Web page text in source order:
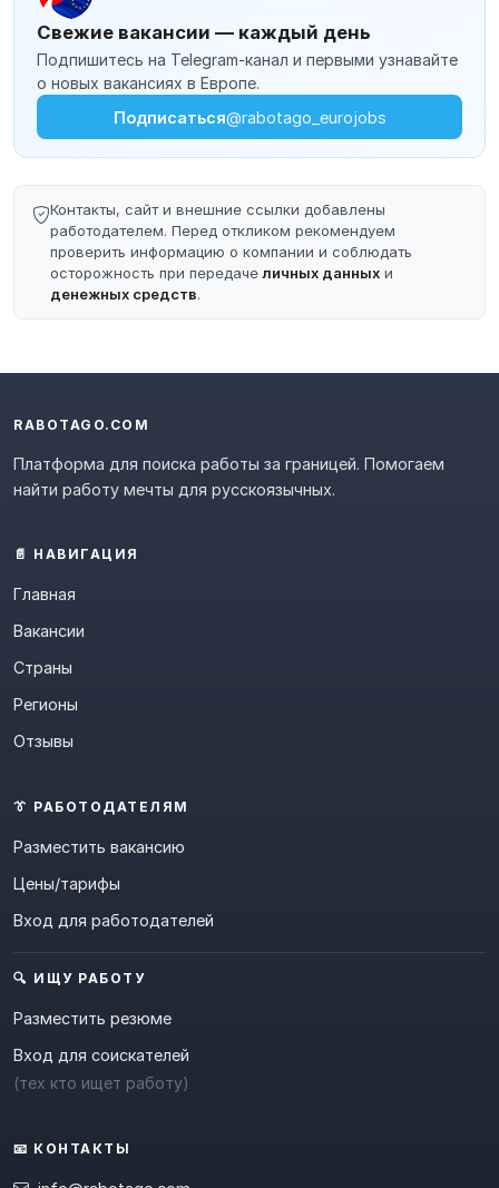
Свежие вакансии — каждый день
Подпишитесь на Telegram-канал и первыми узнавайте
о новых вакансиях в Европе.
Подписаться@rabotago_eurojobs
Контакты, сайт и внешние ссылки добавлены
работодателем. Перед откликом рекомендуем
проверить информацию о компании и соблюдать
осторожность при передачеличных данных и
денежных средств.
RABOTAGO.COM
Платформа для поиска работы за границей. Помогаем
найти работу мечты для русскоязычных.
📄 НАВИГАЦИЯ
Главная
Вакансии
Страны
Регионы
Отзывы
👔 РАБОТОДАТЕЛЯМ
Разместить вакансию
Цены/тарифы
Вход для работодателей
🔍 ИЩУ РАБОТУ
Разместить резюме
Вход для соискателей
(тех кто ищет работу)
📧 КОНТАКТЫ